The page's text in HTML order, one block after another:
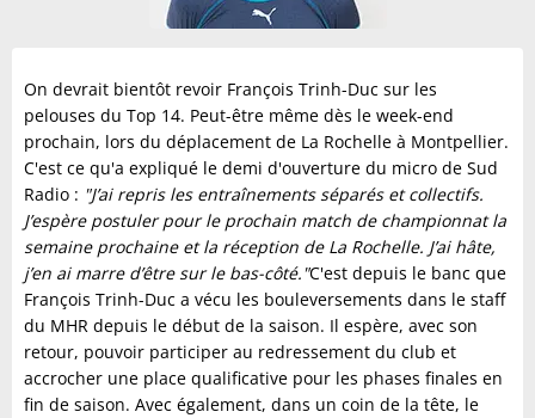
On devrait bientôt revoir François Trinh-Duc sur les
pelouses du Top 14. Peut-être même dès le week-end
prochain, lors du déplacement de La Rochelle à Montpellier.
C'est ce qu'a expliqué le demi d'ouverture du micro de Sud
Radio : "J’ai repris les entraînements séparés et collectifs.
J’espère postuler pour le prochain match de championnat la
semaine prochaine et la réception de La Rochelle. J’ai hâte,
j’en ai marre d’être sur le bas-côté."C'est depuis le banc que
François Trinh-Duc a vécu les bouleversements dans le staff
du MHR depuis le début de la saison. Il espère, avec son
retour, pouvoir participer au redressement du club et
accrocher une place qualificative pour les phases finales en
fin de saison. Avec également, dans un coin de la tête, le